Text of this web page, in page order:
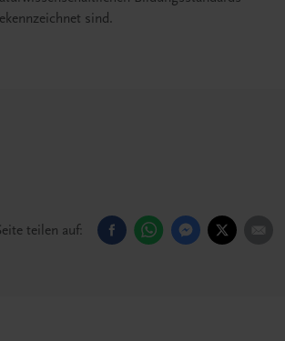
sind.
teilen auf: